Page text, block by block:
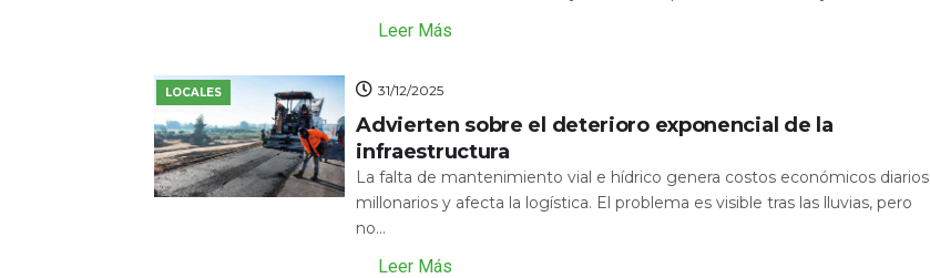
Leer Más
LOCALES 31/12/2025
Advierten sobre el deterioro exponencial de la
infraestructura
La falta de mantenimiento vial e hídrico genera costos económicos diarios
millonarios y afecta la logística. El problema es visible tras las lluvias, pero
no...
Leer Más